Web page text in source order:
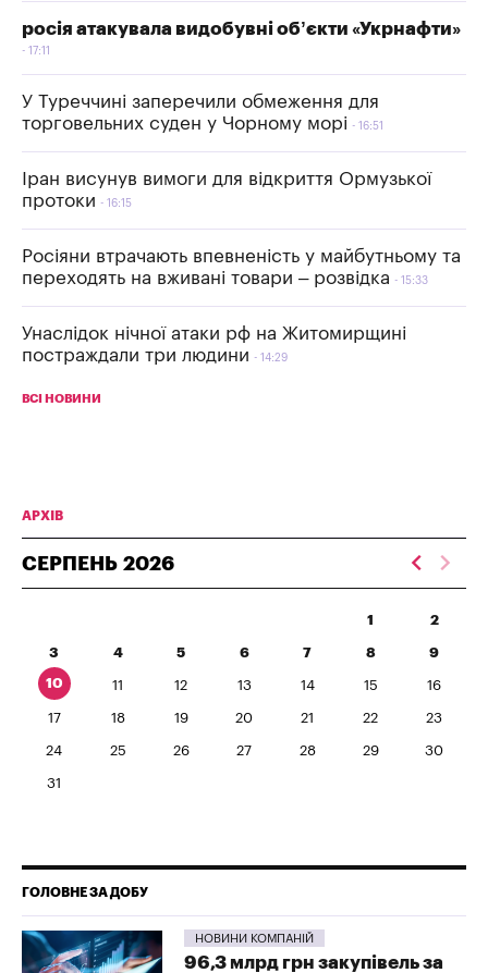
росія атакувала видобувні об’єкти «Укрнафти»
17:11
У Туреччині заперечили обмеження для
торговельних суден у Чорному морі
16:51
Іран висунув вимоги для відкриття Ормузької
протоки
16:15
Росіяни втрачають впевненість у майбутньому та
переходять на вживані товари – розвідка
15:33
Унаслідок нічної атаки рф на Житомирщині
постраждали три людини
14:29
ВСІ НОВИНИ
АРХІВ
СЕРПЕНЬ 2026
1 2
3 4 5 6 7 8 9
10 11 12 13 14 15 16
17 18 19 20 21 22 23
24 25 26 27 28 29 30
31
ГОЛОВНЕ ЗА ДОБУ
НОВИНИ КОМПАНІЙ
96,3 млрд грн закупівель за